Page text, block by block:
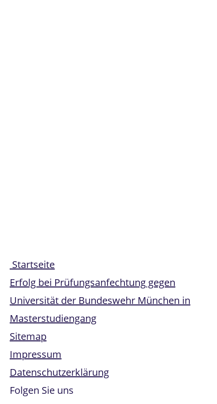
Startseite
Erfolg bei Prüfungsanfechtung gegen
Universität der Bundeswehr München in
Masterstudiengang
Sitemap
Impressum
Datenschutzerklärung
Folgen Sie uns